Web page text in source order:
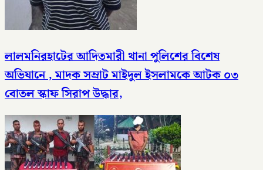
লালমনিরহাটের আদিতমারী থানা পুলিশের বিশেষ
অভিযানে , মাদক সম্রাট মাইদুল ইসলামকে আটক ০৩
বোতল স্কাফ সিরাপ উদ্ধার,